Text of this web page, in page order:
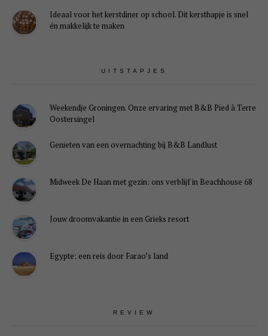
Ideaal voor het kerstdiner op school. Dit kersthapje is snel
én makkelijk te maken
UITSTAPJES
Weekendje Groningen. Onze ervaring met B&B Pied à Terre
Oostersingel
Genieten van een overnachting bij B&B Landlust
Midweek De Haan met gezin: ons verblijf in Beachhouse 68
Jouw droomvakantie in een Grieks resort
Egypte: een reis door Farao’s land
REVIEW